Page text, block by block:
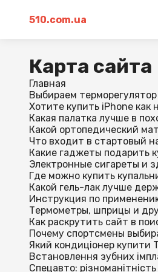
510.com.ua
Карта сайта
Главная
Выбираем
Хотите купить iPhone как
Какая палатка лучше в
Какой ортопедический
Что входит в стартовый
Какие гаджеты подарить
Электронные сигареты и
Где можно купить
Какой гель-лак лучше
Инструкция по
Термометры, шприцы и
Как раскрутить сайт в
Почему спортсмены
Який кондиціонер купити
Встановлення зубних
Спецавто: